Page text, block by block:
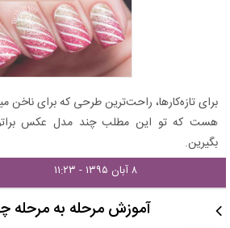
برای تازه‌کارها، راحت‌ترین طرحی که برای ناخن
هست که تو این مطلب چند مدل عکس
بگیرین.
۸ آبان ۱۳۹۵ - ۱۱:۲۳
آموزش مرحله به مرحله